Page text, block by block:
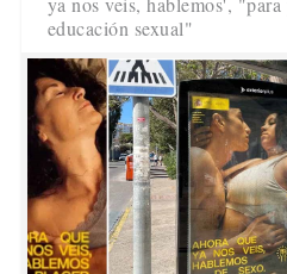
educación sexual"